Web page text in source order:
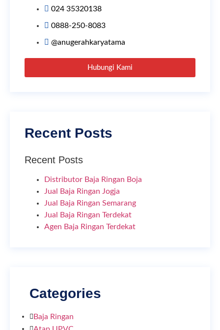
024 35320138
0888-250-8083
@anugerahkaryatama
Hubungi Kami
Recent Posts
Recent Posts
Distributor Baja Ringan Boja
Jual Baja Ringan Jogja
Jual Baja Ringan Semarang
Jual Baja Ringan Terdekat
Agen Baja Ringan Terdekat
Categories
Baja Ringan